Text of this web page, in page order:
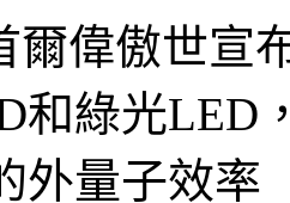
爾偉傲世宣
和綠光LED
外量子效率